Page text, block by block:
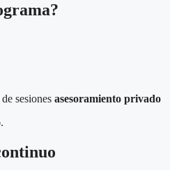
sesiones asesoramiento privado